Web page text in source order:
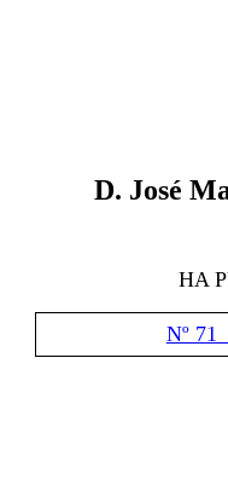
D. José
HA
Nº 71